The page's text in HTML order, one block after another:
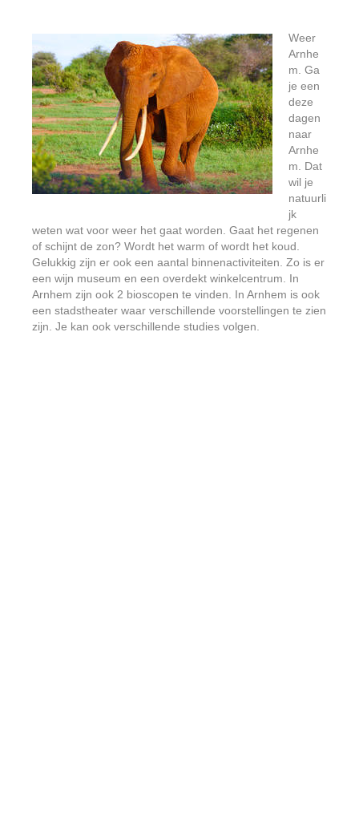
Weer
Arnhe
m. Ga
je een
deze
dagen
naar
Arnhe
m. Dat
wil je
natuurli
jk
weten wat voor weer het gaat worden. Gaat het regenen
of schijnt de zon? Wordt het warm of wordt het koud.
Gelukkig zijn er ook een aantal binnenactiviteiten. Zo is er
een wijn museum en een overdekt winkelcentrum. In
Arnhem zijn ook 2 bioscopen te vinden. In Arnhem is ook
een stadstheater waar verschillende voorstellingen te zien
zijn. Je kan ook verschillende studies volgen.